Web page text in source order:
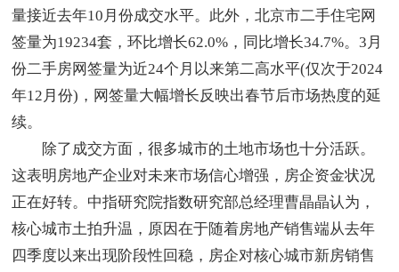
量接近去年10月份成交水平。此外，北京市二手住宅网
签量为19234套，环比增长62.0%，同比增长34.7%。3月
份二手房网签量为近24个月以来第二高水平(仅次于2024
年12月份)，网签量大幅增长反映出春节后市场热度的延
续。
除了成交方面，很多城市的土地市场也十分活跃。
这表明房地产企业对未来市场信心增强，房企资金状况
正在好转。中指研究院指数研究部总经理曹晶晶认为，
核心城市土拍升温，原因在于随着房地产销售端从去年
四季度以来出现阶段性回稳，房企对核心城市新房销售